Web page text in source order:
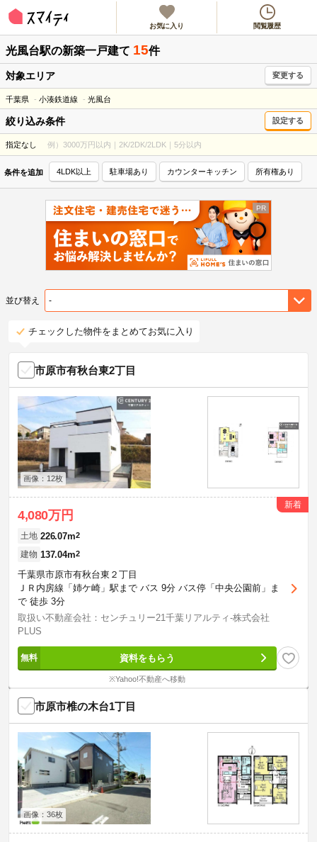
お気に入り 閲覧履歴
光風台駅の新築一戸建て 15件
対象エリア 変更する
千葉県 小湊鉄道線 光風台
絞り込み条件 設定する
指定なし 例）3000万円以内｜2K/2DK/2LDK｜5分以内
条件を追加 4LDK以上 駐車場あり カウンターキッチン 所有権あり
並び替え
チェックした物件をまとめてお気に入り
市原市有秋台東2丁目
画像：12枚
4,080万円
新着
土地 226.07m2
建物 137.04m2
千葉県市原市有秋台東２丁目
ＪＲ内房線「姉ケ崎」駅まで バス 9分 バス停「中央公園前」ま
で 徒歩 3分
取扱い不動産会社：センチュリー21千葉リアルティ-株式会社
PLUS
資料をもらう
※Yahoo!不動産へ移動
市原市椎の木台1丁目
画像：36枚